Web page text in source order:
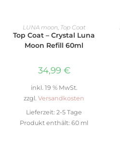
WEITERLESEN
LUNA moon Top Coat
Top Coat – Crystal Luna
Moon Refill 60ml
34,99 €
inkl. 19 % MwSt.
zzgl. Versandkosten
Lieferzeit: 2-5 Tage
Produkt enthält: 60 ml